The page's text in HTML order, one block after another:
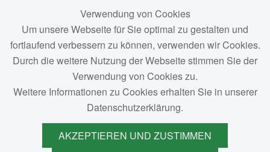
Verwendung von Cookies
Um unsere Webseite für Sie optimal zu gestalten und
fortlaufend verbessern zu können, verwenden wir Cookies.
Durch die weitere Nutzung der Webseite stimmen Sie der
Verwendung von Cookies zu.
Weitere Informationen zu Cookies erhalten Sie in unserer
Datenschutzerklärung.
AKZEPTIEREN UND ZUSTIMMEN